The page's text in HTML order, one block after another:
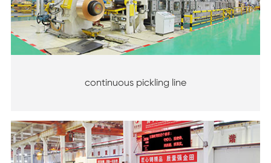
continuous pickling line